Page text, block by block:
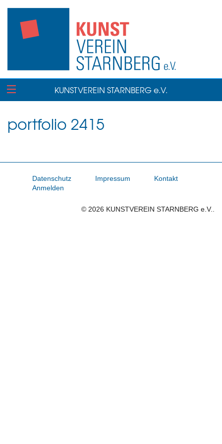
KUNSTVEREIN STARNBERG e.V.
portfolio 2415
Datenschutz Impressum
Kontakt
Anmelden
© 2026 KUNSTVEREIN STARNBERG e.V..